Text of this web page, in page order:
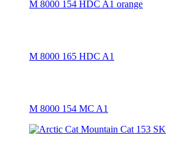
M 8000 154 HDC A1 orange
M 8000 165 HDC A1
M 8000 154 MC A1